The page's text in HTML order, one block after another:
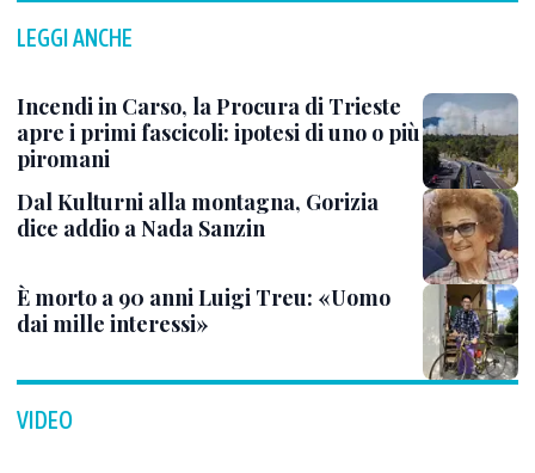
LEGGI ANCHE
Incendi in Carso, la Procura di Trieste
apre i primi fascicoli: ipotesi di uno o più
piromani
Dal Kulturni alla montagna, Gorizia
dice addio a Nada Sanzin
È morto a 90 anni Luigi Treu: «Uomo
dai mille interessi»
VIDEO